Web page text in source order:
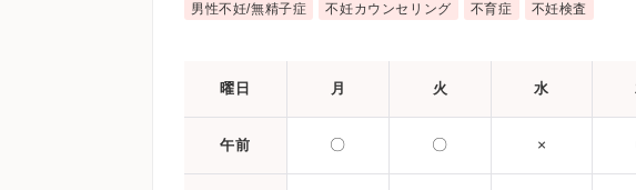
男性不妊/無精子症
不妊カウンセリング 不育症 不妊検査
曜日 月 火 水
午前 〇 〇 ×